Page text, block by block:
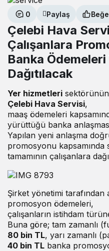
0 Paylaş
Çelebi Hava
Çalışanlara
Banka Ödemeleri
Dağıtılacak
Yer hizmetleri
Çelebi Hava Servisi,
maaş ödemeleri
yürüttüğü banka
Yapılan yeni anlaşma
promosyonu kapsamında
tamamının çalışanlara
Şirket yönetimi tarafından
promosyon ödemeleri,
çalışanların istihdam
Buna göre; tam zamanlı
80 bin TL, yarı zamanlı
40 bin TL banka